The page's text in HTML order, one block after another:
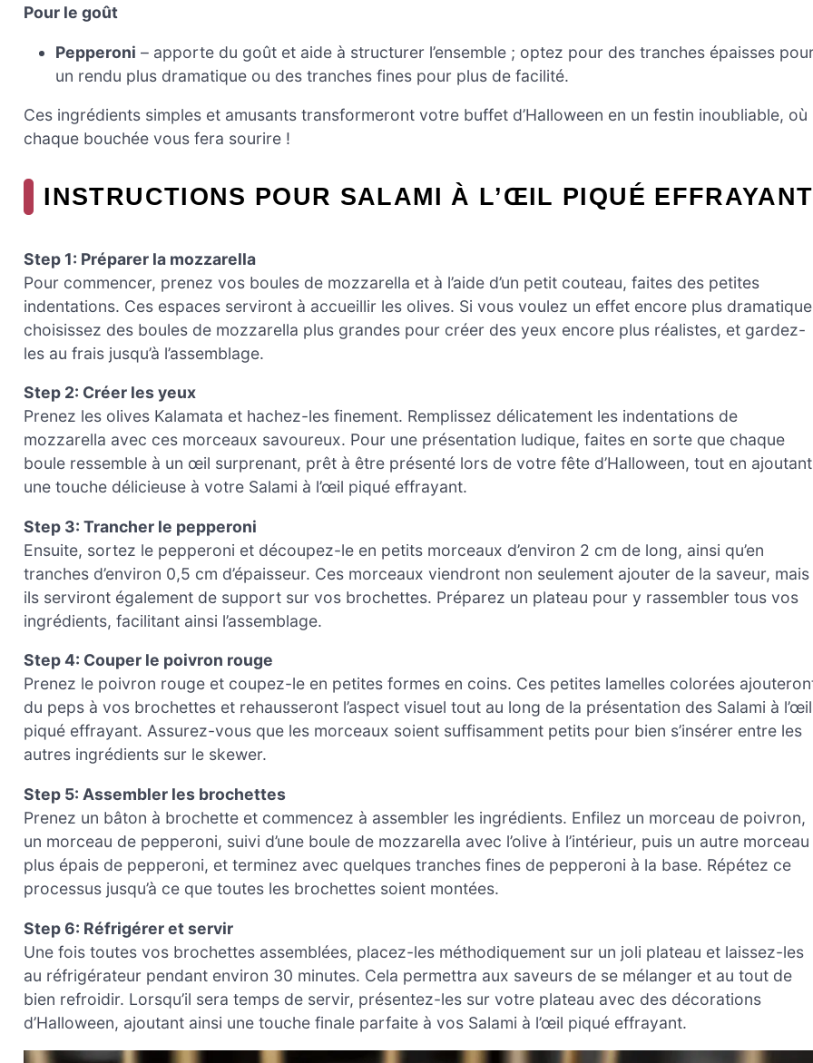
Pour le goût
Pepperoni – apporte du goût et aide à structurer l’ensemble ; optez pour des tranches épaisses pour
un rendu plus dramatique ou des tranches fines pour plus de facilité.
Ces ingrédients simples et amusants transformeront votre buffet d’Halloween en un festin inoubliable, où
chaque bouchée vous fera sourire !
INSTRUCTIONS POUR SALAMI À L’ŒIL PIQUÉ EFFRAYANT
Step 1: Préparer la mozzarella
Pour commencer, prenez vos boules de mozzarella et à l’aide d’un petit couteau, faites des petites
indentations. Ces espaces serviront à accueillir les olives. Si vous voulez un effet encore plus
choisissez des boules de mozzarella plus grandes pour créer des yeux encore plus réalistes, et gardez-
les au frais jusqu’à l’assemblage.
Step 2: Créer les yeux
Prenez les olives Kalamata et hachez-les finement. Remplissez délicatement les indentations de
mozzarella avec ces morceaux savoureux. Pour une présentation ludique, faites en sorte que chaque
boule ressemble à un œil surprenant, prêt à être présenté lors de votre fête d’Halloween, tout en ajoutant
une touche délicieuse à votre Salami à l’œil piqué effrayant.
Step 3: Trancher le pepperoni
Ensuite, sortez le pepperoni et découpez-le en petits morceaux d’environ 2 cm de long, ainsi qu’en
tranches d’environ 0,5 cm d’épaisseur. Ces morceaux viendront non seulement ajouter de la saveur, mais
ils serviront également de support sur vos brochettes. Préparez un plateau pour y rassembler tous vos
ingrédients, facilitant ainsi l’assemblage.
Step 4: Couper le poivron rouge
Prenez le poivron rouge et coupez-le en petites formes en coins. Ces petites lamelles colorées
du peps à vos brochettes et rehausseront l’aspect visuel tout au long de la présentation des Salami à l’œil
piqué effrayant. Assurez-vous que les morceaux soient suffisamment petits pour bien s’insérer entre les
autres ingrédients sur le skewer.
Step 5: Assembler les brochettes
Prenez un bâton à brochette et commencez à assembler les ingrédients. Enfilez un morceau de poivron,
un morceau de pepperoni, suivi d’une boule de mozzarella avec l’olive à l’intérieur, puis un autre morceau
plus épais de pepperoni, et terminez avec quelques tranches fines de pepperoni à la base. Répétez ce
processus jusqu’à ce que toutes les brochettes soient montées.
Step 6: Réfrigérer et servir
Une fois toutes vos brochettes assemblées, placez-les méthodiquement sur un joli plateau et laissez-les
au réfrigérateur pendant environ 30 minutes. Cela permettra aux saveurs de se mélanger et au tout de
bien refroidir. Lorsqu’il sera temps de servir, présentez-les sur votre plateau avec des décorations
d’Halloween, ajoutant ainsi une touche finale parfaite à vos Salami à l’œil piqué effrayant.